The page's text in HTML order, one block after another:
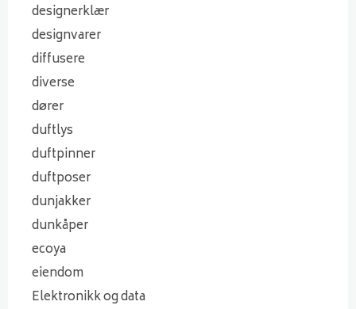
designerklær
designvarer
diffusere
diverse
dører
duftlys
duftpinner
duftposer
dunjakker
dunkåper
ecoya
eiendom
Elektronikk og data